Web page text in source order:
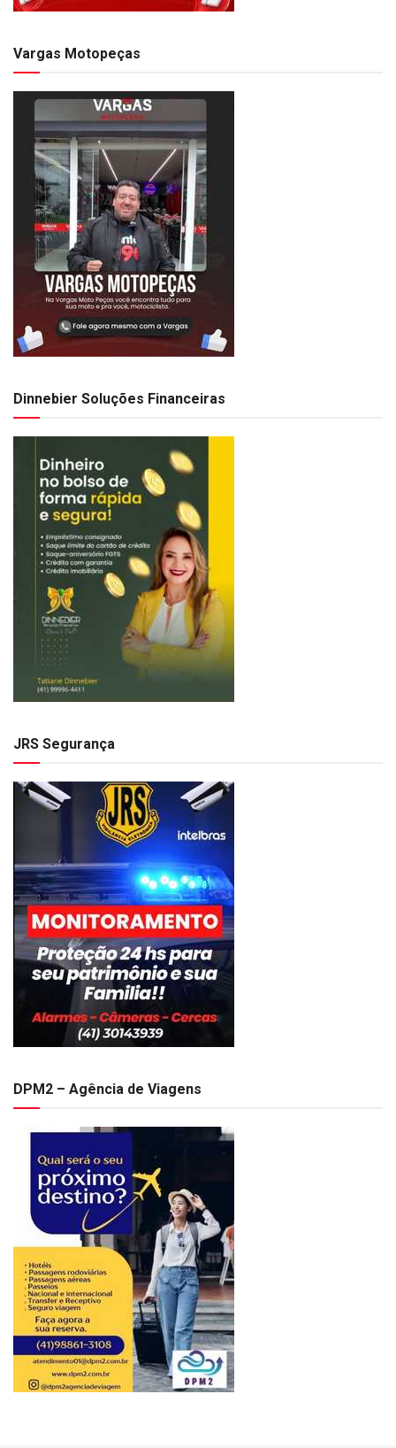
Vargas Motopeças
Dinnebier Soluções Financeiras
JRS Segurança
DPM2 – Agência de Viagens